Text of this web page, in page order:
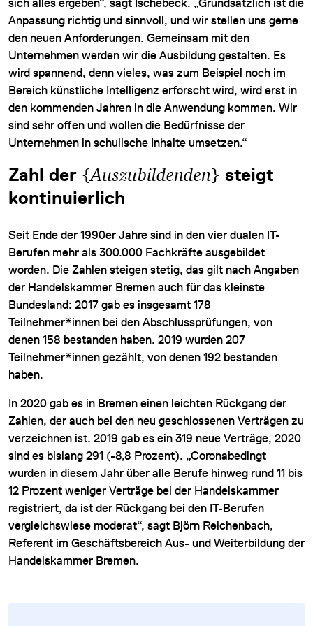
sich alles ergeben“, sagt Ischebeck. „Grundsätzlich ist die
Anpassung richtig und sinnvoll, und wir stellen uns gerne
den neuen Anforderungen. Gemeinsam mit den
Unternehmen werden wir die Ausbildung gestalten. Es
wird spannend, denn vieles, was zum Beispiel noch im
Bereich künstliche Intelligenz erforscht wird, wird erst in
den kommenden Jahren in die Anwendung kommen. Wir
sind sehr offen und wollen die Bedürfnisse der
Unternehmen in schulische Inhalte umsetzen.“
Zahl der {Auszubildenden} steigt
kontinuierlich
Seit Ende der 1990er Jahre sind in den vier dualen IT-
Berufen mehr als 300.000 Fachkräfte ausgebildet
worden. Die Zahlen steigen stetig, das gilt nach Angaben
der Handelskammer Bremen auch für das kleinste
Bundesland: 2017 gab es insgesamt 178
Teilnehmer*innen bei den Abschlussprüfungen, von
denen 158 bestanden haben. 2019 wurden 207
Teilnehmer*innen gezählt, von denen 192 bestanden
haben.
In 2020 gab es in Bremen einen leichten Rückgang der
Zahlen, der auch bei den neu geschlossenen Verträgen zu
verzeichnen ist. 2019 gab es ein 319 neue Verträge, 2020
sind es bislang 291 (-8,8 Prozent). „Coronabedingt
wurden in diesem Jahr über alle Berufe hinweg rund 11 bis
12 Prozent weniger Verträge bei der Handelskammer
registriert, da ist der Rückgang bei den IT-Berufen
vergleichswiese moderat“, sagt Björn Reichenbach,
Referent im Geschäftsbereich Aus- und Weiterbildung der
Handelskammer Bremen.